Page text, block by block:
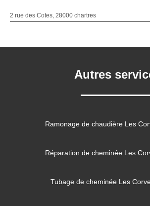
2 rue des Cotes, 28000 chartres
Autres
Ramonage de chaudière Les
Réparation de cheminée Les
Tubage de cheminée Les